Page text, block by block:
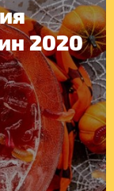
2020